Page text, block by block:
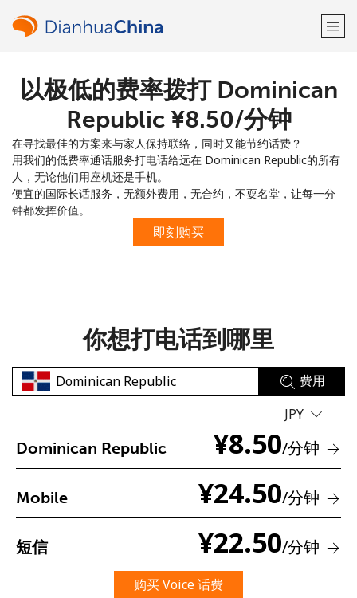
欢迎！
请登录 →
未创建密码
至少 8 个字符
一个大写字母和一个小写字母
一个数字
以极低的费率拨打 Dominican
Republic ⁦¥8.50⁩/分钟
在寻找最佳的方案来与家人保持联络，同时又能节约话费？
用我们的低费率通话服务打电话给远在 Dominican Republic的所有
人，无论他们用座机还是手机。
便宜的国际长话服务，无额外费用，无合约，不耍名堂，让每一分
钟都发挥价值。
即刻购买
你想打电话到哪里
费用
JPY
Dominican Republic ¥8.50/分钟
Mobile ¥24.50/分钟
短信 ¥22.50/分钟
购买 Voice 话费